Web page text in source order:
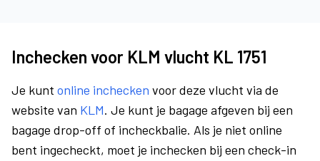
Inchecken voor KLM vlucht KL 1751
Je kunt online inchecken voor deze vlucht via de
website van KLM. Je kunt je bagage afgeven bij een
bagage drop-off of incheckbalie. Als je niet online
bent ingecheckt, moet je inchecken bij een check-in